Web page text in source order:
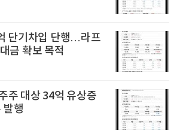
단기차입 단행…라프
금 확보 목적
주 대상 34억 유상증
발행